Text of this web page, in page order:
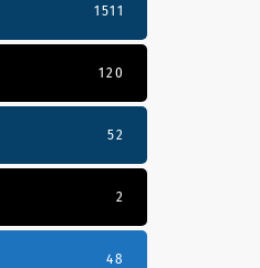
1511
120
52
2
48